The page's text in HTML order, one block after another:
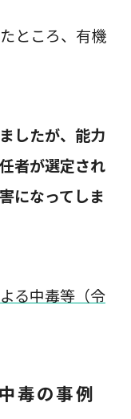
ところ、有機
したが、能力
者が選定され
になってしま
る中毒等（令
毒の事例